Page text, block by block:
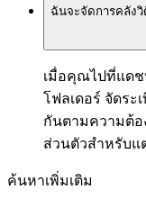
ฉันจะจัดการคลัง
เมื่อคุณไปที่แดช
โฟลเดอร์ จัดระ
กันตามความต้อ
ส่วนตัวสำหรับแ
ค้นหาเพิ่มเติม